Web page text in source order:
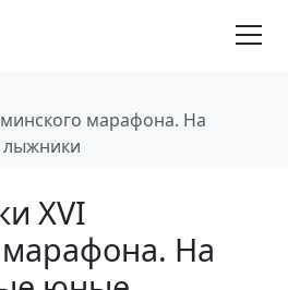
марафона. На
лыжники
XVI
На